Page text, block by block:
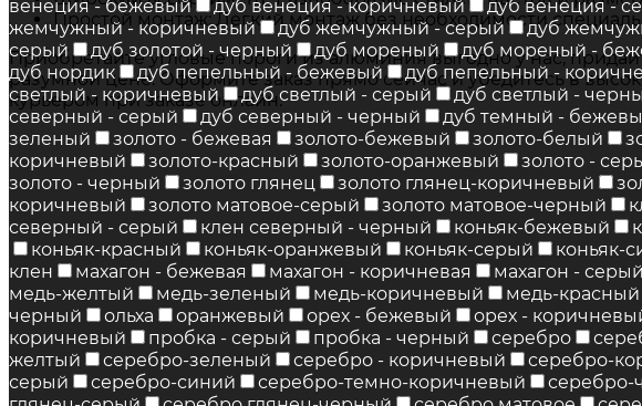
Простой монтаж: Легкий монтаж без необходимости
Приобретайте угловые пороги из алюминия выгодно у нас,
разумной цене. Оформите заказ прямо сейчас и убедитесь в
курьером при заказе онлайн.
венеция - бежевый
дуб венеция - коричневый дуб венеция -
жемчужный - коричневый
дуб жемчужный - серый дуб
серый
дуб золотой - черный дуб мореный дуб мореный -
дуб нордик
дуб пепельный - бежевый дуб пепельный -
светлый - коричневый
дуб светлый - серый дуб светлый -
северный - серый
дуб северный - черный дуб темный -
зеленый
золото - бежевая золото-бежевый золото-белый
коричневый
золото-красный золото-оранжевый золото -
золото - черный
золото глянец золото глянец-коричневый
коричневый
золото матовое-серый золото матовое-черный
северный - серый
клен северный - черный коньяк-бежевый
коньяк-красный
коньяк-оранжевый коньяк-серый коньяк-
клен
махагон - бежевая махагон - коричневая махагон - серый
медь-желтый
медь-зеленый медь-коричневый медь-красный
черный
ольха оранжевый орех - бежевый орех -
коричневый
пробка - серый пробка - черный серебро
желтый
серебро-зеленый серебро - коричневый серебро-
серый
серебро-синий серебро-темно-коричневый серебро-